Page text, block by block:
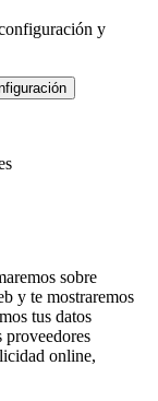
y
sobre
y te mostraremos
tus datos
proveedores
online,